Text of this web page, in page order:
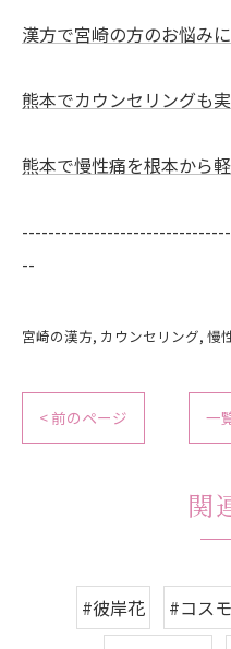
漢方で宮崎の方のお悩み
熊本でカウンセリングも
熊本で慢性痛を根本から
--
宮崎の漢方 カウンセリング 慢
< 前のページ 一
関
#彼岸花 #コス